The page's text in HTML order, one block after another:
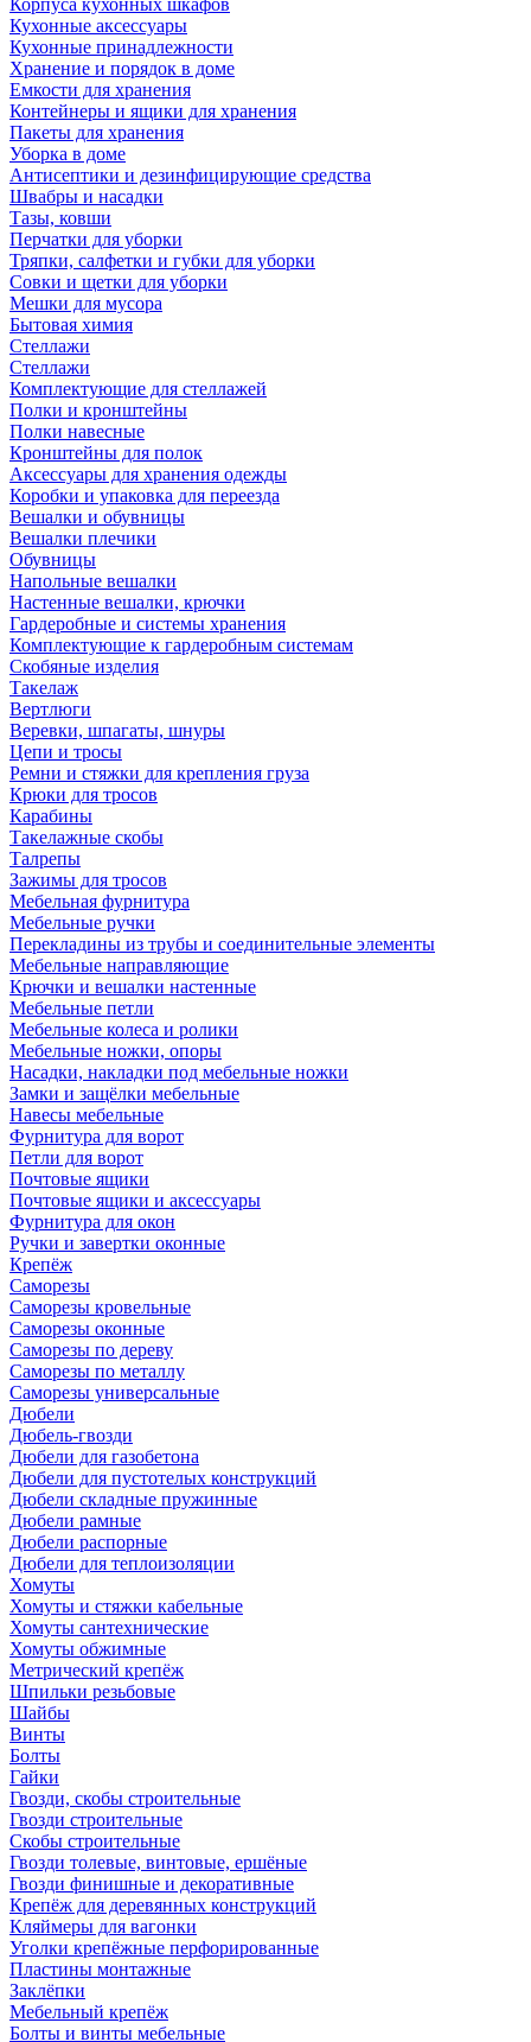
Корпуса кухонных шкафов
Кухонные аксессуары
Кухонные принадлежности
Хранение и порядок в доме
Емкости для хранения
Контейнеры и ящики для хранения
Пакеты для хранения
Уборка в доме
Антисептики и дезинфицирующие средства
Швабры и насадки
Тазы, ковши
Перчатки для уборки
Тряпки, салфетки и губки для уборки
Совки и щетки для уборки
Мешки для мусора
Бытовая химия
Стеллажи
Стеллажи
Комплектующие для стеллажей
Полки и кронштейны
Полки навесные
Кронштейны для полок
Аксессуары для хранения одежды
Коробки и упаковка для переезда
Вешалки и обувницы
Вешалки плечики
Обувницы
Напольные вешалки
Настенные вешалки, крючки
Гардеробные и системы хранения
Комплектующие к гардеробным системам
Скобяные изделия
Такелаж
Вертлюги
Веревки, шпагаты, шнуры
Цепи и тросы
Ремни и стяжки для крепления груза
Крюки для тросов
Карабины
Такелажные скобы
Талрепы
Зажимы для тросов
Мебельная фурнитура
Мебельные ручки
Перекладины из трубы и соединительные элементы
Мебельные направляющие
Крючки и вешалки настенные
Мебельные петли
Мебельные колеса и ролики
Мебельные ножки, опоры
Насадки, накладки под мебельные ножки
Замки и защёлки мебельные
Навесы мебельные
Фурнитура для ворот
Петли для ворот
Почтовые ящики
Почтовые ящики и аксессуары
Фурнитура для окон
Ручки и завертки оконные
Крепёж
Саморезы
Саморезы кровельные
Саморезы оконные
Саморезы по дереву
Саморезы по металлу
Саморезы универсальные
Дюбели
Дюбель-гвозди
Дюбели для газобетона
Дюбели для пустотелых конструкций
Дюбели складные пружинные
Дюбели рамные
Дюбели распорные
Дюбели для теплоизоляции
Хомуты
Хомуты и стяжки кабельные
Хомуты сантехнические
Хомуты обжимные
Метрический крепёж
Шпильки резьбовые
Шайбы
Винты
Болты
Гайки
Гвозди, скобы строительные
Гвозди строительные
Скобы строительные
Гвозди толевые, винтовые, ершёные
Гвозди финишные и декоративные
Крепёж для деревянных конструкций
Кляймеры для вагонки
Уголки крепёжные перфорированные
Пластины монтажные
Заклёпки
Мебельный крепёж
Болты и винты мебельные